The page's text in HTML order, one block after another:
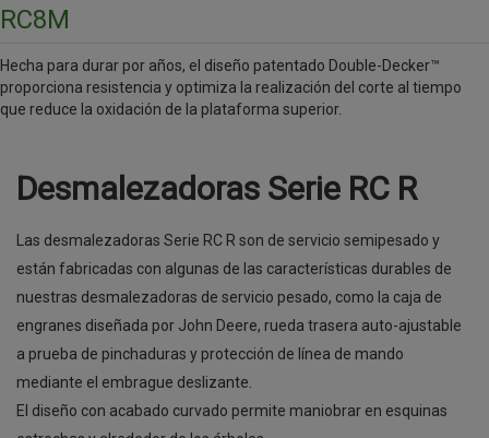
RC8M
Hecha para durar por años, el diseño patentado Double-Decker™
proporciona resistencia y optimiza la realización del corte al tiempo
que reduce la oxidación de la plataforma superior.
Desmalezadoras Serie RC R
Las desmalezadoras Serie RC R son de servicio semipesado y
están fabricadas con algunas de las características durables de
nuestras desmalezadoras de servicio pesado, como la caja de
engranes diseñada por John Deere, rueda trasera auto-ajustable
a prueba de pinchaduras y protección de línea de mando
mediante el embrague deslizante.
El diseño con acabado curvado permite maniobrar en esquinas